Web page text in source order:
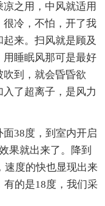
之用，中风就适用
冷，不怕，开了我
来。扫风就是顾及
睡眠风那可是最好
到，就会昏昏欲
了超离子，是风力
38度，到室内开启
果就出来了。降到
速度的快也显现出来
有的是18度，我们采